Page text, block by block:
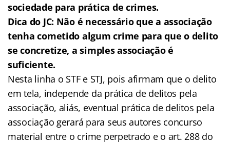
sociedade para prática de crimes.
Dica do JC: Não é necessário que a associação
tenha cometido algum crime para que o delito
se concretize, a simples associação é
suficiente.
Nesta linha o STF e STJ, pois afirmam que o delito
em tela, independe da prática de delitos pela
associação, aliás, eventual prática de delitos pela
associação gerará para seus autores concurso
material entre o crime perpetrado e o art. 288 do